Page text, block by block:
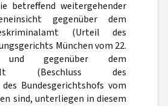
betreffend weitergehender
gegenüber dem
(Urteil des
München vom 22.
und gegenüber dem
(Beschluss des
Bundesgerichtshofs vom
sind, unterliegen in diesem